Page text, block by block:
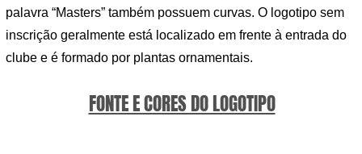
palavra “Masters” também possuem curvas. O logotipo sem
inscrição geralmente está localizado em frente à entrada do
clube e é formado por plantas ornamentais.
FONTE E CORES DO LOGOTIPO